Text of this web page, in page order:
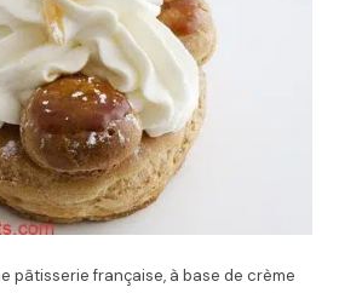
pâtisserie française, à base de crème